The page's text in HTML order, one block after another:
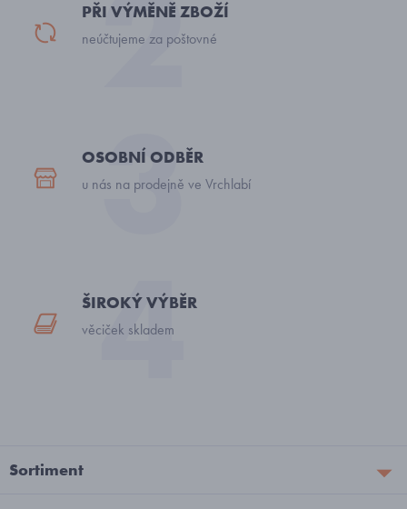
PŘI VÝMĚNĚ ZBOŽÍ
neúčtujeme za poštovné
OSOBNÍ ODBĚR
u nás na prodejně ve Vrchlabí
ŠIROKÝ VÝBĚR
věciček skladem
Sortiment